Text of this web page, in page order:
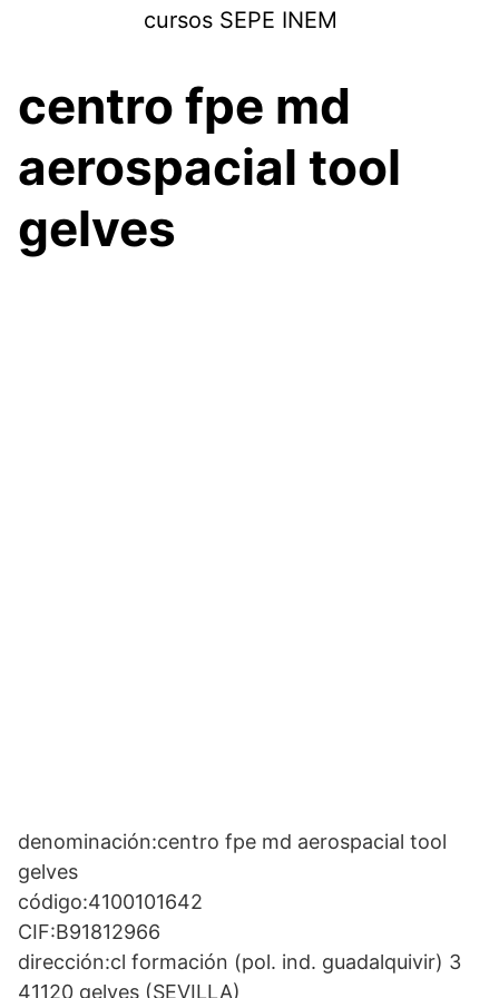
cursos SEPE INEM
centro fpe md
aerospacial tool
gelves
denominación:centro fpe md aerospacial tool
gelves
código:4100101642
CIF:B91812966
dirección:cl formación (pol. ind. guadalquivir) 3
41120 gelves (SEVILLA)